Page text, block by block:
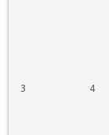
3
4